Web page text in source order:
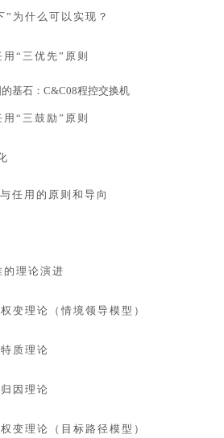
”为什么可以实现？
“三优先”原则
基石：C&C08程控交换机
“三鼓励”原则
任用的原则和导向
理论演进
变理论（情境领导模型）
质理论
因理论
变理论（目标路径模型）